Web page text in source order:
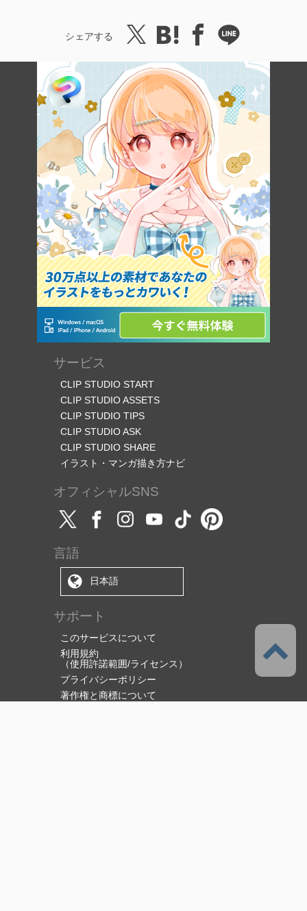
シェアする
サービス
CLIP STUDIO START
CLIP STUDIO ASSETS
CLIP STUDIO TIPS
CLIP STUDIO ASK
CLIP STUDIO SHARE
イラスト・マンガ描き方ナビ
オフィシャルSNS
言語
日本語
サポート
このサービスについて
利用規約
（使用許諾範囲/ライセンス）
プライバシーポリシー
著作権と商標について